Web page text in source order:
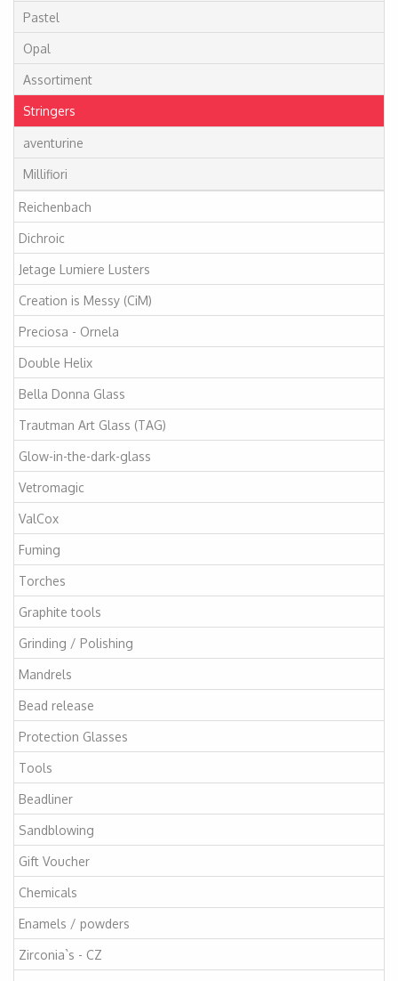
Pastel
Opal
Assortiment
Stringers
aventurine
Millifiori
Reichenbach
Dichroic
Jetage Lumiere Lusters
Creation is Messy (CiM)
Preciosa - Ornela
Double Helix
Bella Donna Glass
Trautman Art Glass (TAG)
Glow-in-the-dark-glass
Vetromagic
ValCox
Fuming
Torches
Graphite tools
Grinding / Polishing
Mandrels
Bead release
Protection Glasses
Tools
Beadliner
Sandblowing
Gift Voucher
Chemicals
Enamels / powders
Zirconia`s - CZ